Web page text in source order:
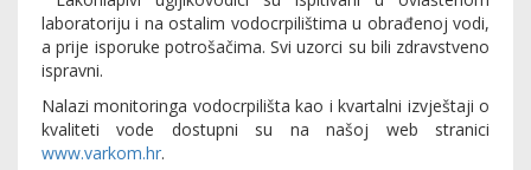
laboratoriju i na ostalim vodocrpilištima u obrađenoj vodi,
a prije isporuke potrošačima. Svi uzorci su bili zdravstveno
ispravni.
Nalazi monitoringa vodocrpilišta kao i kvartalni izvještaji o
kvaliteti vode dostupni su na našoj web stranici
www.varkom.hr.